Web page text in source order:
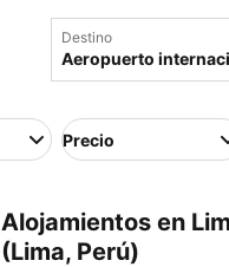
Destino
Precio
Alojamientos en
(Lima, Perú)